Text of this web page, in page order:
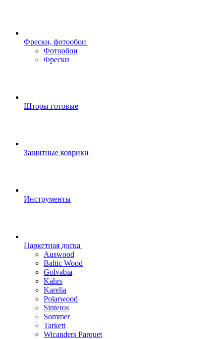
Фрески, фотообои
Фотообои
Фрески
Шторы готовые
Защитные коврики
Инструменты
Паркетная доска
Auswood
Baltic Wood
Golvabia
Kahrs
Karelia
Polarwood
Sinteros
Sommer
Tarkett
Wicanders Parquet